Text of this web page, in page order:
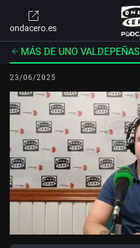
ondacero.es
MÁS DE UNO VALDEPEÑAS
23/06/2025